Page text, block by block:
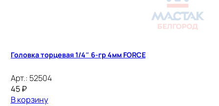
Головка торцевая 1/4″ 6-гр 4мм FORCE
Арт.: 52504
45₽
В корзину